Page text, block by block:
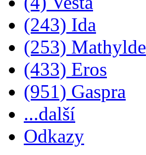
(243) Ida
(253) Mathylde
(433) Eros
(951) Gaspra
...další
Odkazy